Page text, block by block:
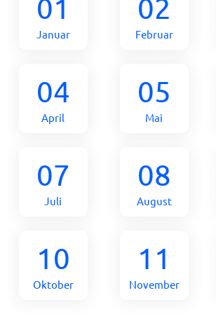
Januar Februar
04
April
05
Mai
07
Juli
08
August
10
Oktober
11
November